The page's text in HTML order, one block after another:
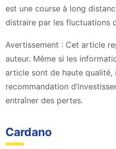
est une course à long
distraire par les fluctuations
Avertissement : Cet article
auteur. Même si les
article sont de haute qualité,
recommandation
entraîner des pertes.
Cardano